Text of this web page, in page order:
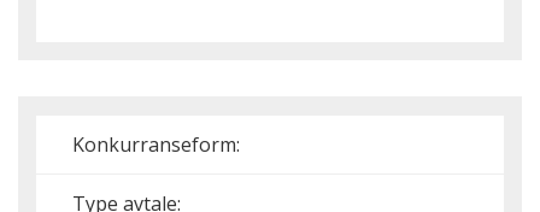
Konkurranseform:
Type avtale: